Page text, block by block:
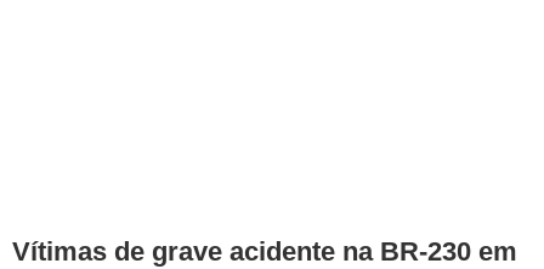
Vítimas de grave acidente na BR-230 em